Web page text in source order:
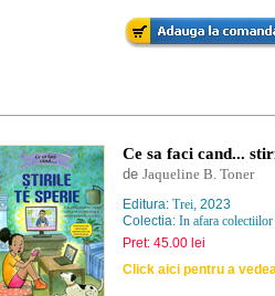
Ce sa faci cand...
de Jaqueline B. Toner
Editura: Trei, 2023
Colectia: In afara colectiilor
Pret: 45.00 lei
Click aici pentru a